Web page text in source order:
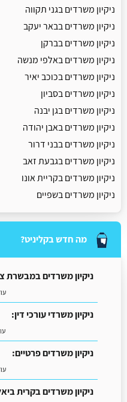
ניקיון משרדים בגני תקווה
ניקיון משרדים בבאר יעקב
ניקיון משרדים בברקן
ניקיון משרדים באלפי מנשה
ניקיון משרדים בכוכב יאיר
ניקיון משרדים בסביון
ניקיון משרדים בגן יבנה
ניקיון משרדים באבן יהודה
ניקיון משרדים בבני דרור
ניקיון משרדים בגבעת זאב
ניקיון משרדים בקריית אונו
ניקיון משרדים בשפיים
מה חדש בקליניט?
ניקיון משרדים במבשרת
ניקיון משרדי עורכי דין:
ניקיון משרדים פרטיים:
ניקיון משרדים בקרית